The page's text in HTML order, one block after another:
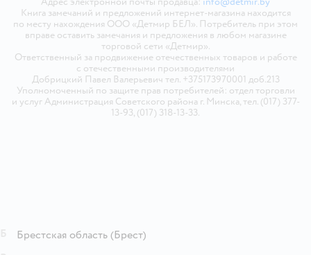
Книга замечаний и предложений интернет-магазина находится
по месту нахождения ООО «Детмир БЕЛ». Потребитель при этом
вправе оставить замечания и предложения в любом магазине
торговой сети «Детмир».
Ответственный за продвижение отечественных товаров и работе
с отечественными производителями
Добрицкий Павел Валерьевич тел. +375173970001 доб.213
Уполномоченный по защите прав потребителей: отдел торговли
и услуг Администрация Советского района г. Минска, тел. (017) 377-
13-93, (017) 318-13-33.
Брестская область (Брест)